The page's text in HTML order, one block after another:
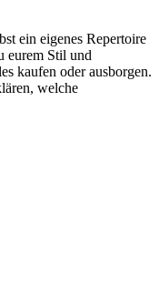
ein eigenes Repertoire
eurem Stil und
kaufen oder ausborgen.
welche